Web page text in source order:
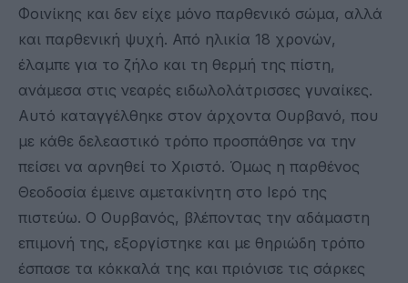
Φοινίκης και δεν είχε μόνο παρθενικό σώμα, αλλά
και παρθενική ψυχή. Από ηλικία 18 χρονών,
έλαμπε για το ζήλο και τη θερμή της πίστη,
ανάμεσα στις νεαρές ειδωλολάτρισσες γυναίκες.
Αυτό καταγγέλθηκε στον άρχοντα Ουρβανό, που
με κάθε δελεαστικό τρόπο προσπάθησε να την
πείσει να αρνηθεί το Χριστό. Όμως η παρθένος
Θεοδοσία έμεινε αμετακίνητη στο Ιερό της
πιστεύω. Ο Ουρβανός, βλέποντας την αδάμαστη
επιμονή της, εξοργίστηκε και με θηριώδη τρόπο
έσπασε τα κόκκαλά της και πριόνισε τις σάρκες